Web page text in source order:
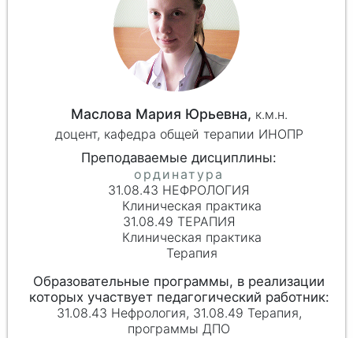
Маслова Мария Юрьевна, к.м.н.
доцент, кафедра общей терапии ИНОПР
31.08.43 НЕФРОЛОГИЯ
Клиническая практика
31.08.49 ТЕРАПИЯ
Клиническая практика
Терапия
31.08.43 Нефрология, 31.08.49 Терапия,
программы ДПО